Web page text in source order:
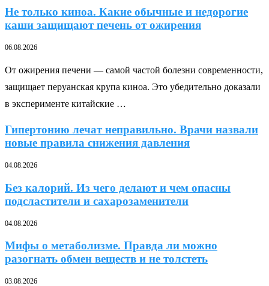
Не только киноа. Какие обычные и недорогие
каши защищают печень от ожирения
06.08.2026
От ожирения печени — самой частой болезни современности,
защищает перуанская крупа киноа. Это убедительно доказали
в эксперименте китайские …
Гипертонию лечат неправильно. Врачи назвали
новые правила снижения давления
04.08.2026
Без калорий. Из чего делают и чем опасны
подсластители и сахарозаменители
04.08.2026
Мифы о метаболизме. Правда ли можно
разогнать обмен веществ и не толстеть
03.08.2026